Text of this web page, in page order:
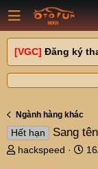
[VGC] Đăng ký
Ngành hàng khác
Hết hạn Sang
T
hackspeed
N